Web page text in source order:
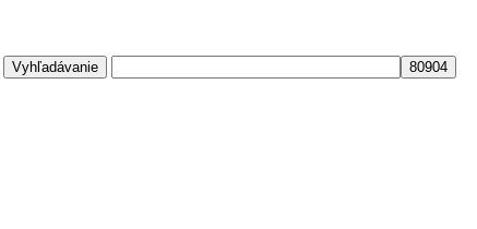
Vyhľadávanie